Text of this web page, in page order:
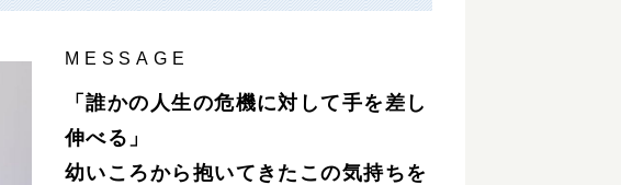
MESSAGE
「誰かの人生の危機に対して手を差し
伸べる」
幼いころから抱いてきたこの気持ちを